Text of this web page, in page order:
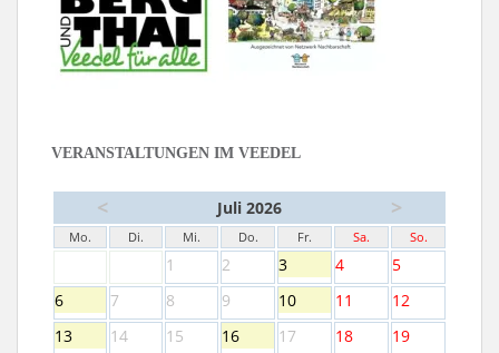
VERANSTALTUNGEN IM VEEDEL
< Juli 2026 >
Mo. Di. Mi. Do. Fr. Sa. So.
1 2 3 4
5
6
7 8 9 10 11
12
13
14 15 16 17 18
19